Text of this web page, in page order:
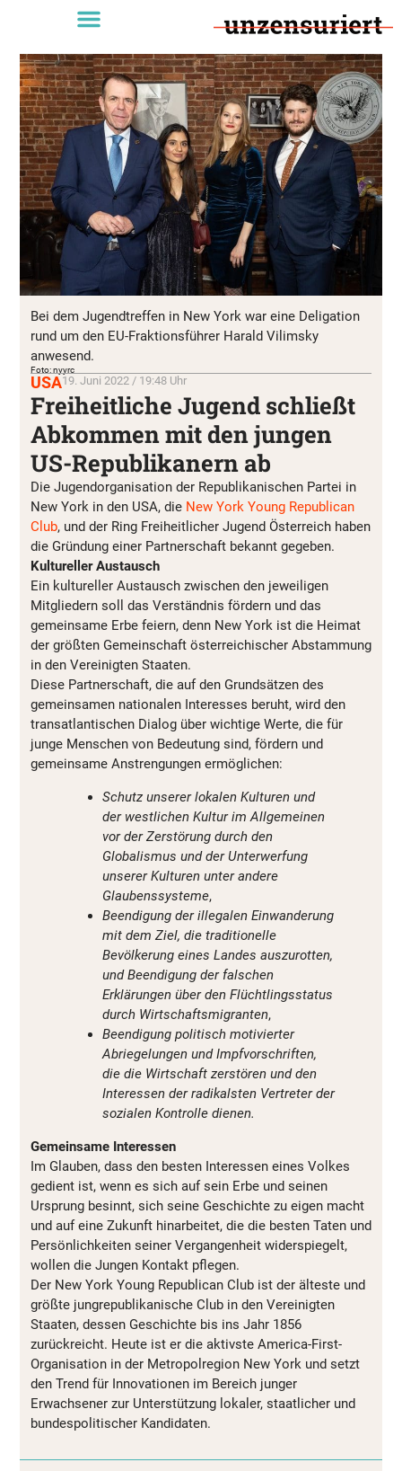
Bei dem Jugendtreffen in New York war eine Deligation
rund um den EU-Fraktionsführer Harald Vilimsky
anwesend.
Foto: nyyrc
USA19. Juni 2022 / 19:48 Uhr
Freiheitliche Jugend schließt
Abkommen mit den jungen
US-Republikanern ab
Die Jugendorganisation der Republikanischen Partei in
New York in den USA, die New York Young Republican
Club, und der Ring Freiheitlicher Jugend Österreich haben
die Gründung einer Partnerschaft bekannt gegeben.
Kultureller Austausch
Ein kultureller Austausch zwischen den jeweiligen
Mitgliedern soll das Verständnis fördern und das
gemeinsame Erbe feiern, denn New York ist die Heimat
der größten Gemeinschaft österreichischer Abstammung
in den Vereinigten Staaten.
Diese Partnerschaft, die auf den Grundsätzen des
gemeinsamen nationalen Interesses beruht, wird den
transatlantischen Dialog über wichtige Werte, die für
junge Menschen von Bedeutung sind, fördern und
gemeinsame Anstrengungen ermöglichen:
Schutz unserer lokalen Kulturen und
der westlichen Kultur im Allgemeinen
vor der Zerstörung durch den
Globalismus und der Unterwerfung
unserer Kulturen unter andere
Glaubenssysteme,
Beendigung der illegalen Einwanderung
mit dem Ziel, die traditionelle
Bevölkerung eines Landes auszurotten,
und Beendigung der falschen
Erklärungen über den Flüchtlingsstatus
durch Wirtschaftsmigranten,
Beendigung politisch motivierter
Abriegelungen und Impfvorschriften,
die die Wirtschaft zerstören und den
Interessen der radikalsten Vertreter der
sozialen Kontrolle dienen.
Gemeinsame Interessen
Im Glauben, dass den besten Interessen eines Volkes
gedient ist, wenn es sich auf sein Erbe und seinen
Ursprung besinnt, sich seine Geschichte zu eigen macht
und auf eine Zukunft hinarbeitet, die die besten Taten und
Persönlichkeiten seiner Vergangenheit widerspiegelt,
wollen die Jungen Kontakt pflegen.
Der New York Young Republican Club ist der älteste und
größte jungrepublikanische Club in den Vereinigten
Staaten, dessen Geschichte bis ins Jahr 1856
zurückreicht. Heute ist er die aktivste America-First-
Organisation in der Metropolregion New York und setzt
den Trend für Innovationen im Bereich junger
Erwachsener zur Unterstützung lokaler, staatlicher und
bundespolitischer Kandidaten.